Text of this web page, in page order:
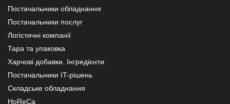
Постачальники обладнання
Постачальники послуг
Логістичні компанії
Тара та упаковка
Харчові добавки. Інгредієнти.
Постачальники IT-рішень
Складське обладнання
HoReCa